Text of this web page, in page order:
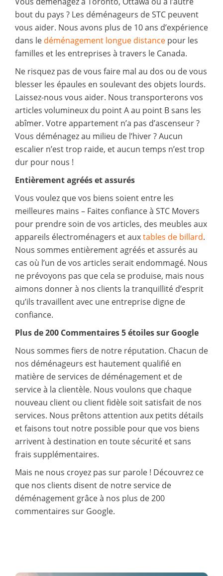
bout du pays ? Les déménageurs de STC peuvent
vous aider. Nous avons plus de 10 ans d’expérience
dans le déménagement longue distance pour les
familles et les entreprises à travers le Canada.
Ne risquez pas de vous faire mal au dos ou de vous
blesser les épaules en soulevant des objets lourds.
Laissez-nous vous aider. Nous transporterons vos
articles volumineux du point A au point B sans les
abîmer. Votre appartement n’a pas d’ascenseur ?
Vous déménagez au milieu de l’hiver ? Aucun
escalier n’est trop raide, et aucun temps n’est trop
dur pour nous !
Entièrement agréés et assurés
Vous voulez que vos biens soient entre les
meilleures mains – Faites confiance à STC Movers
pour prendre soin de vos articles, des meubles aux
appareils électroménagers et auxtables de billard.
Nous sommes entièrement agréés et assurés au
cas où l’un de vos articles serait endommagé. Nous
ne prévoyons pas que cela se produise, mais nous
aimons donner à nos clients la tranquillité d’esprit
qu’ils travaillent avec une entreprise digne de
confiance.
Plus de 200 Commentaires 5 étoiles sur Google
Nous sommes fiers de notre réputation. Chacun de
nos déménageurs est hautement qualifié en
matière de services de déménagement et de
service à la clientèle. Nous voulons que chaque
nouveau client ou client fidèle soit satisfait de nos
services. Nous prêtons attention aux petits détails
et faisons tout notre possible pour que vos biens
arrivent à destination en toute sécurité et sans
frais supplémentaires.
Mais ne nous croyez pas sur parole ! Découvrez ce
que nos clients disent de notre service de
déménagement grâce à nos plus de 200
commentaires sur Google.